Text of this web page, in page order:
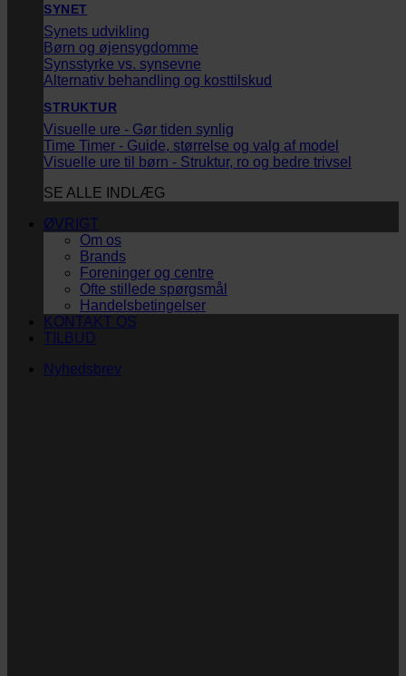
SYNET
Synets udvikling
Børn og øjensygdomme
Synsstyrke vs. synsevne
Alternativ behandling og kosttilskud
STRUKTUR
Visuelle ure - Gør tiden synlig
Time Timer - Guide, størrelse og valg af model
Visuelle ure til børn - Struktur, ro og bedre trivsel
SE ALLE INDLÆG
ØVRIGT
Om os
Brands
Foreninger og centre
Ofte stillede spørgsmål
Handelsbetingelser
KONTAKT OS
TILBUD
Nyhedsbrev